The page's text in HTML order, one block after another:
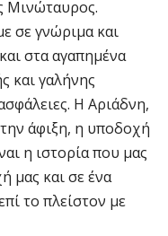
Μινώταυρος.
σε γνώριμα και
στα αγαπημένα
και γαλήνης
Η Αριάδνη,
την άφιξη, η υποδοχή
η ιστορία που μας
μας και σε ένα
το πλείστον με